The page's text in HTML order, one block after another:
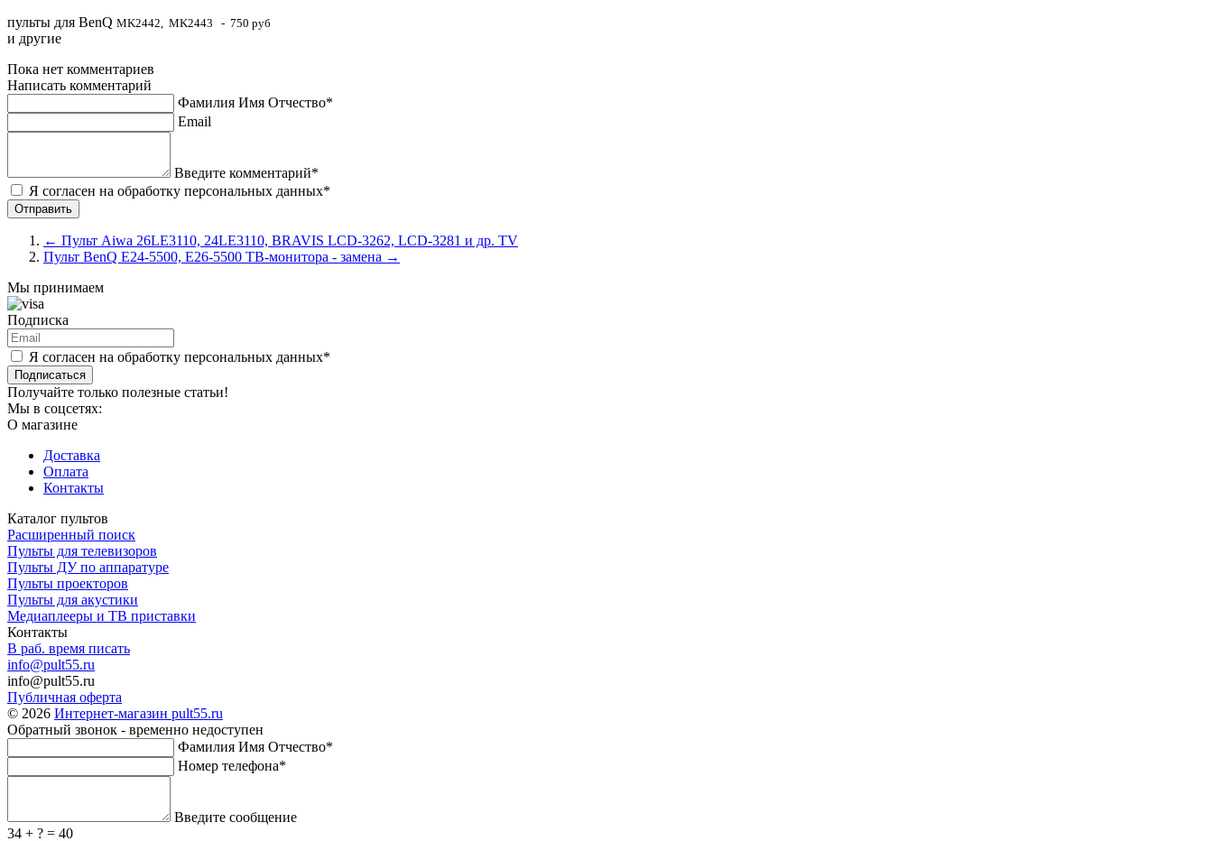
пульты для BenQ MK2442, MK2443 - 750 руб
и другие
Пока нет комментариев
Написать комментарий
Фамилия Имя Отчество*
Email
Введите комментарий*
Я согласен на обработку персональных данных*
← Пульт Aiwa 26LE3110, 24LE3110, BRAVIS LCD-3262, LCD-3281 и др. TV
Пульт BenQ E24-5500, E26-5500 ТВ-монитора - замена →
Мы принимаем
Подписка
Я согласен на обработку персональных данных*
Подписаться
Получайте только полезные статьи!
Мы в соцсетях:
О магазине
Доставка
Оплата
Контакты
Каталог пультов
Расширенный поиск
Пульты для телевизоров
Пульты ДУ по аппаратуре
Пульты проекторов
Пульты для акустики
Медиаплееры и ТВ приставки
Контакты
В раб. время писать
info@pult55.ru
info@pult55.ru
Публичная оферта
© 2026 Интернет-магазин pult55.ru
Обратный звонок - временно недоступен
Фамилия Имя Отчество*
Номер телефона*
Введите сообщение
34 + ? = 40